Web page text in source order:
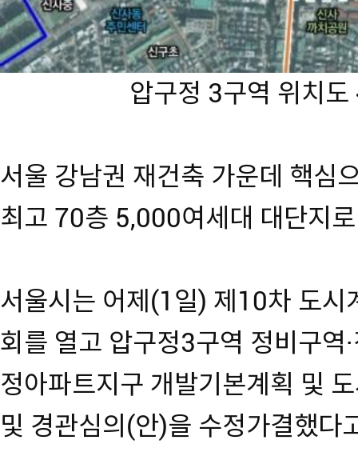
압구정 3구역 위치
서울 강남권 재건축 가운데 핵심
최고 70층 5,000여세대 대단지
서울시는 어제(1일) 제10차 도시
회를 열고 압구정3구역 정비구역
정아파트지구 개발기본계획 및
및 경관심의(안)을 수정가결했다